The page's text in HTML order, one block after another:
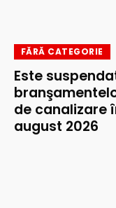
FĂRĂ CATEGORIE
Este
de canalizare
august 2026